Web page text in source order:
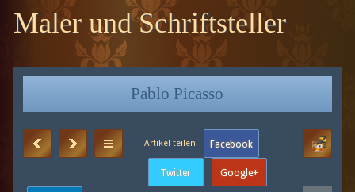
ERDGESCHICHTE
EVOLUTION
Maler und Schriftsteller
Pablo Picasso